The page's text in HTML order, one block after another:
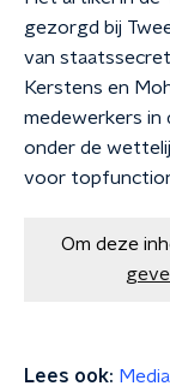
gezorgd bij
van
Kerstens en
medewerkers in
onder de
voor
Om deze
Lees ook: